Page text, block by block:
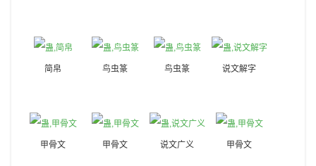
简帛 鸟虫篆 鸟虫篆 说文解字
甲骨文 甲骨文 说文广义 甲骨文